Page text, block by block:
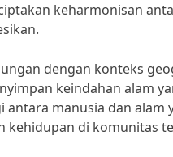
keharmonisan
dengan konteks
keindahan alam
manusia dan alam
kehidupan di komunitas